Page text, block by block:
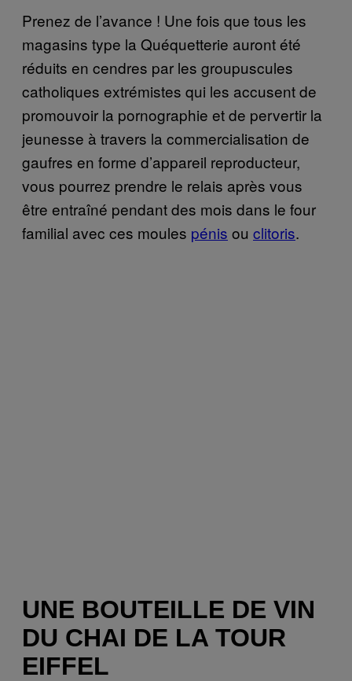
Prenez de l’avance ! Une fois que tous les
magasins type la Quéquetterie auront été
réduits en cendres par les groupuscules
catholiques extrémistes qui les accusent de
promouvoir la pornographie et de pervertir la
jeunesse à travers la commercialisation de
gaufres en forme d’appareil reproducteur,
vous pourrez prendre le relais après vous
être entraîné pendant des mois dans le four
familial avec ces moules pénis ou clitoris.
UNE BOUTEILLE DE VIN
DU CHAI DE LA TOUR
EIFFEL